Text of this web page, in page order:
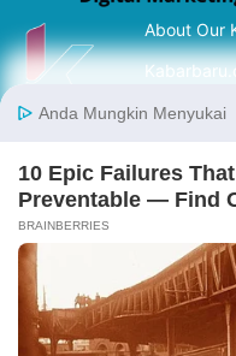
About Our
serta